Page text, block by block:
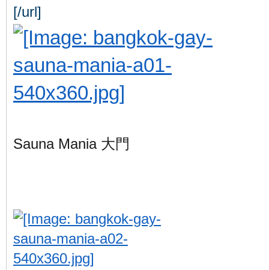
[/url]
Sauna Mania 大門